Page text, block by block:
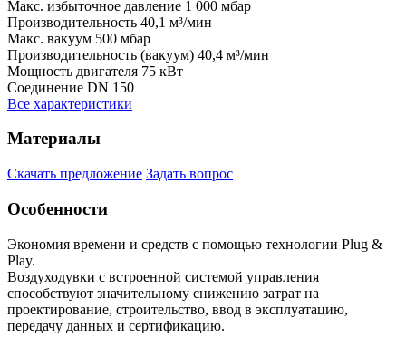
Макс. избыточное давление 1 000 мбар
Производительность 40,1 м³/мин
Макс. вакуум 500 мбар
Производительность (вакуум) 40,4 м³/мин
Мощность двигателя 75 кВт
Соединение DN 150
Все характеристики
Материалы
Скачать предложение Задать вопрос
Особенности
Экономия времени и средств с помощью технологии Plug &
Play.
Воздуходувки с встроенной системой управления
способствуют значительному снижению затрат на
проектирование, строительство, ввод в эксплуатацию,
передачу данных и сертификацию.